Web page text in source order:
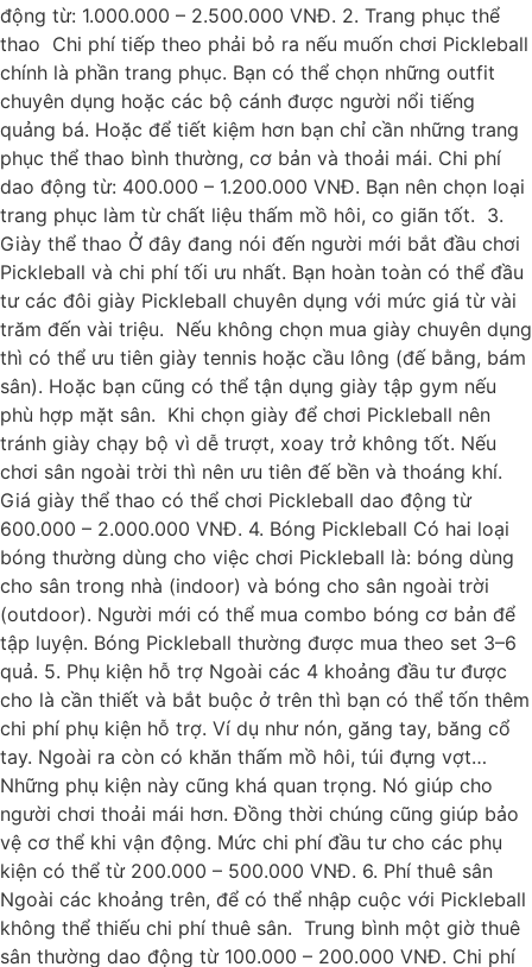
động từ: 1.000.000 – 2.500.000 VNĐ. 2. Trang phục thể
thao Chi phí tiếp theo phải bỏ ra nếu muốn chơi Pickleball
chính là phần trang phục. Bạn có thể chọn những outfit
chuyên dụng hoặc các bộ cánh được người nổi tiếng
quảng bá. Hoặc để tiết kiệm hơn bạn chỉ cần những trang
phục thể thao bình thường, cơ bản và thoải mái. Chi phí
dao động từ: 400.000 – 1.200.000 VNĐ. Bạn nên chọn loại
trang phục làm từ chất liệu thấm mồ hôi, co giãn tốt. 3.
Giày thể thao Ở đây đang nói đến người mới bắt đầu chơi
Pickleball và chi phí tối ưu nhất. Bạn hoàn toàn có thể đầu
tư các đôi giày Pickleball chuyên dụng với mức giá từ vài
trăm đến vài triệu. Nếu không chọn mua giày chuyên dụng
thì có thể ưu tiên giày tennis hoặc cầu lông (đế bằng, bám
sân). Hoặc bạn cũng có thể tận dụng giày tập gym nếu
phù hợp mặt sân. Khi chọn giày để chơi Pickleball nên
tránh giày chạy bộ vì dễ trượt, xoay trở không tốt. Nếu
chơi sân ngoài trời thì nên ưu tiên đế bền và thoáng khí.
Giá giày thể thao có thể chơi Pickleball dao động từ
600.000 – 2.000.000 VNĐ. 4. Bóng Pickleball Có hai loại
bóng thường dùng cho việc chơi Pickleball là: bóng dùng
cho sân trong nhà (indoor) và bóng cho sân ngoài trời
(outdoor). Người mới có thể mua combo bóng cơ bản để
tập luyện. Bóng Pickleball thường được mua theo set 3–6
quả. 5. Phụ kiện hỗ trợ Ngoài các 4 khoảng đầu tư được
cho là cần thiết và bắt buộc ở trên thì bạn có thể tốn thêm
chi phí phụ kiện hỗ trợ. Ví dụ như nón, găng tay, băng cổ
tay. Ngoài ra còn có khăn thấm mồ hôi, túi đựng vợt…
Những phụ kiện này cũng khá quan trọng. Nó giúp cho
người chơi thoải mái hơn. Đồng thời chúng cũng giúp bảo
vệ cơ thể khi vận động. Mức chi phí đầu tư cho các phụ
kiện có thể từ 200.000 – 500.000 VNĐ. 6. Phí thuê sân
Ngoài các khoảng trên, để có thể nhập cuộc với Pickleball
không thể thiếu chi phí thuê sân. Trung bình một giờ thuê
sân thường dao động từ 100.000 – 200.000 VNĐ. Chi phí